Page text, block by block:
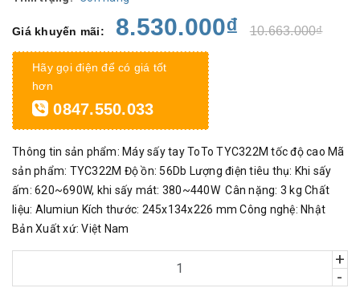
Giá khuyến mãi: 8.530.000₫ 10.663.000₫
Hãy gọi điện để có giá tốt
hơn
0847.550.033
Thông tin sản phẩm: Máy sấy tay ToTo TYC322M tốc độ cao Mã
sản phẩm: TYC322M Độ ồn: 56Db Lượng điện tiêu thụ: Khi sấy
ấm: 620~690W, khi sấy mát: 380~440W Cân nặng: 3 kg Chất
liệu: Alumiun Kích thước: 245x134x226 mm Công nghệ: Nhật
Bản Xuất xứ: Việt Nam
+
-